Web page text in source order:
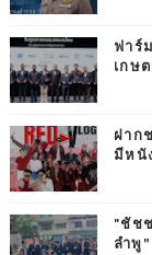
ฟาร์
เกษ
ฝาก
มีหนั
"ชัช
ลำพู”